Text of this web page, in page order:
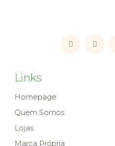
Links
Homepage
Quem Somos
Lojas
Marca Própria